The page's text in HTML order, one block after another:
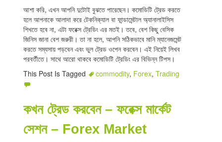
আশা করি, এখন আপনি দুটোই বুঝতে পারেছেন। কমোডিটি ট্রেড করতে
হলে আপনাকে আলাদা করে টেকনিক্যাল বা ফান্ডামেন্টাল অ্যানালাইসিস
শিখতে হবে না, এটা ফরেক্স ট্রেডিং এর মতই। তবে, বেশ কিছু বেসিক
জিনিস জানা বেশ জরুরী। তা না হলে, আপনি সঠিকভাবে মানি ম্যানেজমেন্ট
করতে সম্যসায় পড়বেন এবং ভুল ট্রেড ওপেন করবেন। এই নিয়েই লিখব
পরবর্তীতে। সাথে আরো থাকবে কমোডিটি ট্রেডিং এর বিভিন্ন টিপস।
This Post Is Tagged
commodity, Forex,Trading
কখন ট্রেড করবেন – ফরেক্স মার্কেট
সেশন – Forex Market